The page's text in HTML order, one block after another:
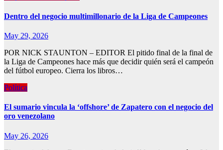
Dentro del negocio multimillonario de la Liga de Campeones
May 29, 2026
POR NICK STAUNTON – EDITOR El pitido final de la final de
la Liga de Campeones hace más que decidir quién será el campeón
del fútbol europeo. Cierra los libros…
Política
El sumario vincula la ‘offshore’ de Zapatero con el negocio del
oro venezolano
May 26, 2026